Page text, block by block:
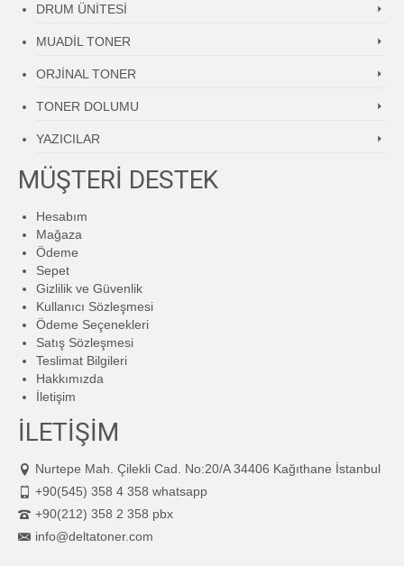
DRUM ÜNİTESİ
MUADİL TONER
ORJİNAL TONER
TONER DOLUMU
YAZICILAR
MÜŞTERİ DESTEK
Hesabım
Mağaza
Ödeme
Sepet
Gizlilik ve Güvenlik
Kullanıcı Sözleşmesi
Ödeme Seçenekleri
Satış Sözleşmesi
Teslimat Bilgileri
Hakkımızda
İletişim
İLETİŞİM
Nurtepe Mah. Çilekli Cad. No:20/A 34406 Kağıthane İstanbul
+90(545) 358 4 358 whatsapp
+90(212) 358 2 358 pbx
info@deltatoner.com